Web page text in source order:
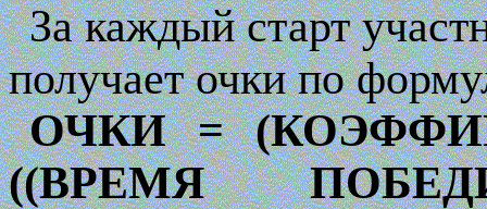
За каждый старт
получает очки по
ОЧКИ =
((ВРЕМЯ